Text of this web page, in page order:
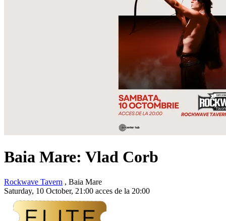
Baia Mare: Vlad Corb
Rockwave Tavern , Baia Mare
Saturday, 10 October, 21:00 acces de la 20:00